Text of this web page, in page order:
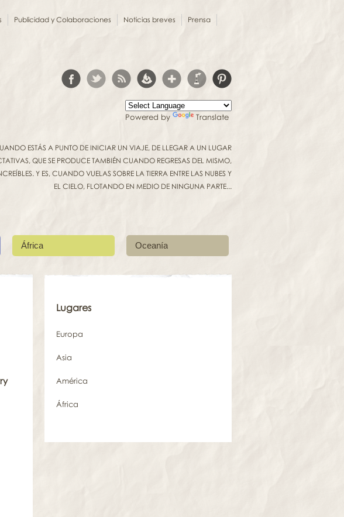
Publicidad y Colaboraciones Noticias breves Prensa
Powered by Translate
ESTÁS A PUNTO DE INICIAR UN VIAJE, DE LLEGAR A UN LUGAR
QUE SE PRODUCE TAMBIÉN CUANDO REGRESAS DEL MISMO,
Y ES, CUANDO VUELAS SOBRE LA TIERRA ENTRE LAS NUBES Y
EL CIELO, FLOTANDO EN MEDIO DE NINGUNA PARTE...
África Oceanía
Lugares
Europa
Asia
América
África